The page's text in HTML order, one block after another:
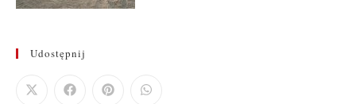
Udostępnij